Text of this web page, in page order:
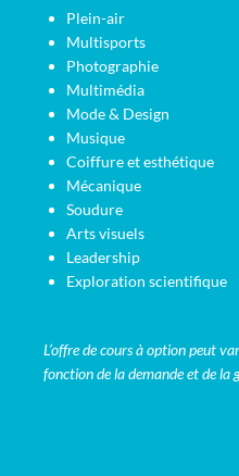
Plein-air
Multisports
Photographie
Multimédia
Mode & Design
Musique
Coiffure et esthétique
Mécanique
Soudure
Arts visuels
Leadership
Exploration scientifique
L’offre de cours à option peut
fonction de la demande et de la